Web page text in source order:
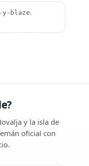
y-blaze.
y la isla de
oficial con